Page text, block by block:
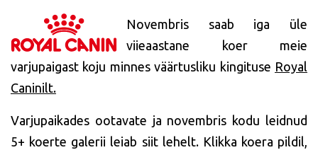
Novembris saab iga üle
viieaastane koer meie
varjupaigast koju minnes väärtusliku kingituse Royal
Caninilt.
Varjupaikades ootavate ja novembris kodu leidnud
5+ koerte galerii leiab siit lehelt. Klikka koera pildil,